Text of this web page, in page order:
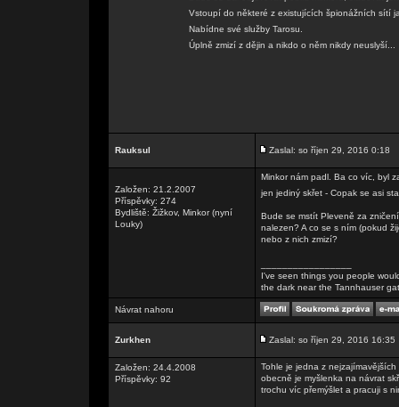
Vstoupí do některé z existujících špionážních sítí
Nabídne své služby Tarosu.
Úplně zmizí z dějin a nikdo o něm nikdy
Rauksul Zaslal: so říjen 29, 2016 0:18
Založen: 21.2.2007
Příspěvky: 274
Bydliště: Žižkov, Minkor (nyní
Louky)
Minkor nám padl. Ba co víc, byl
jen jediný skřet - Copak se asi
Bude se mstít Pleveně za
nalezen? A co se s ním (pokud
nebo z nich zmizí?
I've seen things you people
the dark near the Tannhauser
Návrat nahoru
Zurkhen Zaslal: so říjen 29, 2016 16:35
Založen: 24.4.2008
Příspěvky: 92
Tohle je jedna z
obecně je myšlenka na návrat
trochu víc přemýšlet a pracuji s